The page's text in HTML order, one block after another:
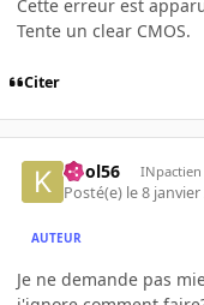
Cette erreur est
Tente un clear CMOS.
Citer
kool56 INpactien
Posté(e) le 8 janvier
AUTEUR
Je ne demande pas